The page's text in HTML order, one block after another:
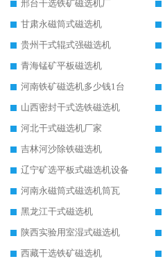
邢台干选铁矿磁选机厂
甘肃永磁筒式磁选机
贵州干式辊式强磁选机
青海锰矿平板磁选机
河南铁矿磁选机多少钱1台
山西密封干式选铁磁选机
河北干式磁选机厂家
吉林河沙除铁磁选机
辽宁矿选平板式磁选机设备
河南永磁筒式磁选机筒瓦
黑龙江干式磁选机
陕西实验用室湿式磁选机
西藏干选铁矿磁选机